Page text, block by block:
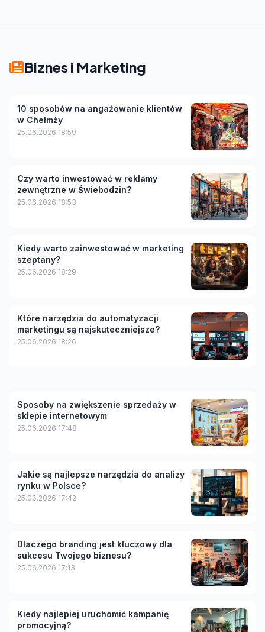
Biznes i Marketing
10 sposobów na angażowanie klientów
w Chełmży
25.06.2026 18:59
Czy warto inwestować w reklamy
zewnętrzne w Świebodzin?
25.06.2026 18:53
Kiedy warto zainwestować w marketing
szeptany?
25.06.2026 18:29
Które narzędzia do automatyzacji
marketingu są najskuteczniejsze?
25.06.2026 18:26
Sposoby na zwiększenie sprzedaży w
sklepie internetowym
25.06.2026 17:48
Jakie są najlepsze narzędzia do analizy
rynku w Polsce?
25.06.2026 17:42
Dlaczego branding jest kluczowy dla
sukcesu Twojego biznesu?
25.06.2026 17:13
Kiedy najlepiej uruchomić kampanię
promocyjną?